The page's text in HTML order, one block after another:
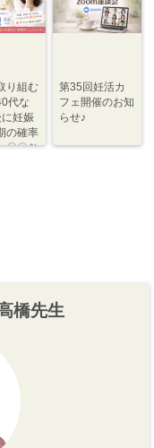
り組む
代な
に妊娠
の確率
〇〇％
第35回妊活カ
フェ開催のお知
らせ♪
橋先生